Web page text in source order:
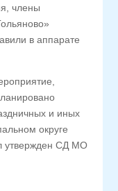
члены
в аппарате
и иных
округе
утвержден СД МО